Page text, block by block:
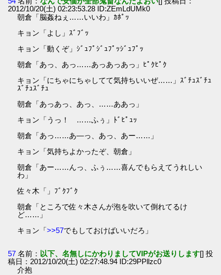
2012/10/20(土) 02:23:53.28 ID:ZEmLdUMk0
朝倉「脳姦ねぇ……いいわ」ｶﾎﾟｯ
キョン「よし」ｽﾞﾌﾞｯ
キョン「動くぞ」ｼﾞｭﾌﾟｼﾞｭﾌﾟｯｼﾞｭﾌﾟｯ
朝倉「あっ、あっ……あっあっあっ」ﾋﾟｸﾋﾟｸ
キョン「にちゃにちゃしてて気持ちいいぜ……」ｽﾞﾁｭｽﾞﾁｭ
ｽﾞﾁｭｽﾞﾁｭ
朝倉「あっあっ、あっ、……ああっ」
キョン「うっ！ ……ふぅ」ﾄﾞﾋﾟｭｯ
朝倉「あっ……あ―っ、あっ、あー……」
キョン「気持ちよかったぞ、朝倉」
朝倉「あー……んっ、ふぅ……喜んでもらえてうれしい
わ」
佐々木「」ﾌﾞｸﾌﾞｸ
朝倉「ところで佐々木さんが泡を吹いて倒れてるけ
ど……」
キョン「>>57でもしておけばいいだろ」
57 名前： 以下、名無しにかわりましてVIPがお送りします[] 投
稿日：2012/10/20(土) 02:27:48.94 ID:29PPllzc0
介抱